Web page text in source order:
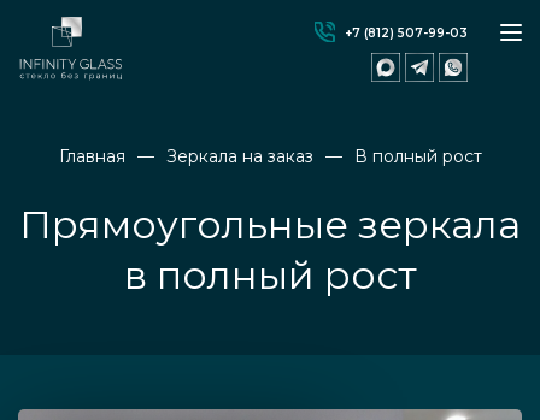
+7 (812) 507-99-03
Главная Зеркала на заказ В полный рост
Прямоугольные зеркала
в полный рост